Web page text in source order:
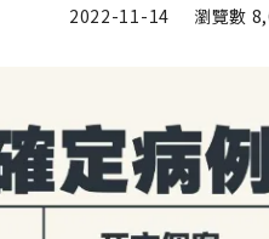
2022-11-14 瀏覽數